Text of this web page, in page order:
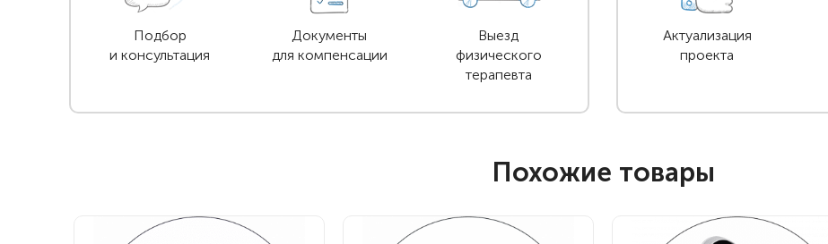
Подбор
и консультация
Документы
для компенсации
Выезд
физического
терапевта
Актуализация
проекта
Похожие товары